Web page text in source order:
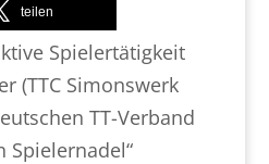
teilen
Spielertätigkeit
(TTC Simonswerk
TT-Verband
Spielernadel“